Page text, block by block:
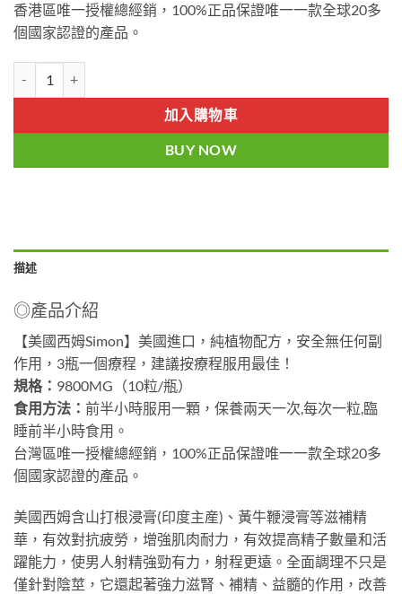
香港區唯一授權總經銷，100%正品保證唯一一款全球20多
個國家認證的產品。
加入購物車
BUY NOW
描述
◎產品介紹
【美國西姆Simon】美國進口，純植物配方，安全無任何副
作用，3瓶一個療程，建議按療程服用最佳！
規格： 9800MG（10粒/瓶）
食用方法： 前半小時服用一顆，保養兩天一次,每次一粒,臨
睡前半小時食用。
台灣區唯一授權總經銷，100%正品保證唯一一款全球20多
個國家認證的產品。
美國西姆含山打根浸膏(印度主産)、黃牛鞭浸膏等滋補精
華，有效對抗疲勞，增強肌肉耐力，有效提高精子數量和活
躍能力，使男人射精強勁有力，射程更遠。全面調理不只是
僅針對陰莖，它還起著強力滋腎、補精、益髓的作用，改善